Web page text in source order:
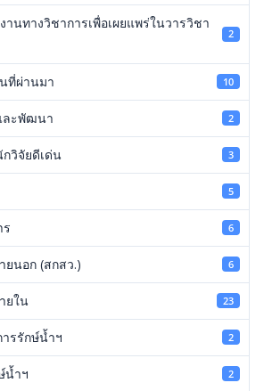
นทางวิชาการเพื่อเผยแพร่ในวารวิชา
2
ที่ผ่านมา 10
ละพัฒนา 2
วิจัยดีเด่น 3
5
ร 6
นอก (สกสว.) 6
ยใน 23
รรักษ์น้ำฯ 2
น้ำฯ 2